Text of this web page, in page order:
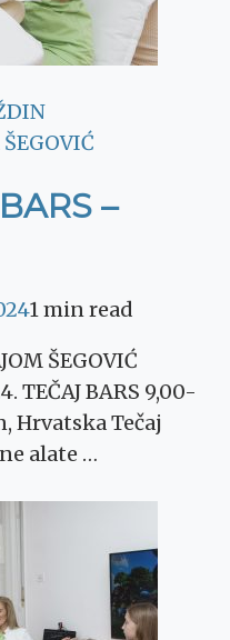
–
1 min read
ŠEGOVIĆ
TEČAJ BARS 9,00-
Hrvatska Tečaj
alate …